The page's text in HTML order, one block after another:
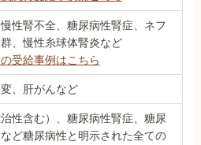
性腎不全、糖尿病性腎症、ネフ
、慢性糸球体腎炎など
受給事例はこちら
、肝がんなど
性含む）、糖尿病性腎症、糖尿
ど糖尿病性と明示された全ての